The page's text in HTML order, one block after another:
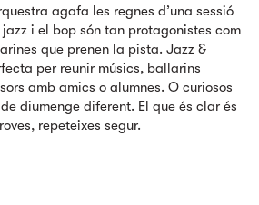
agafa les regnes d’una sessió
i el bop són tan protagonistes com
que prenen la pista. Jazz &
per reunir músics, ballarins
amb amics o alumnes. O curiosos
diumenge diferent. El que és clar és
repeteixes segur.